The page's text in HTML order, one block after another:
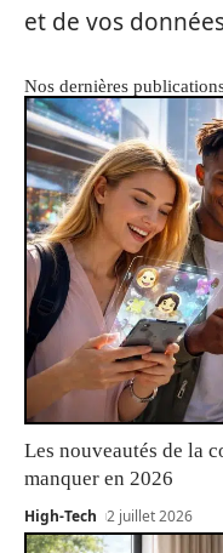
et de vos
Nos dernières
Les nouveautés de la
manquer en 2026
High-Tech 2 juillet 2026